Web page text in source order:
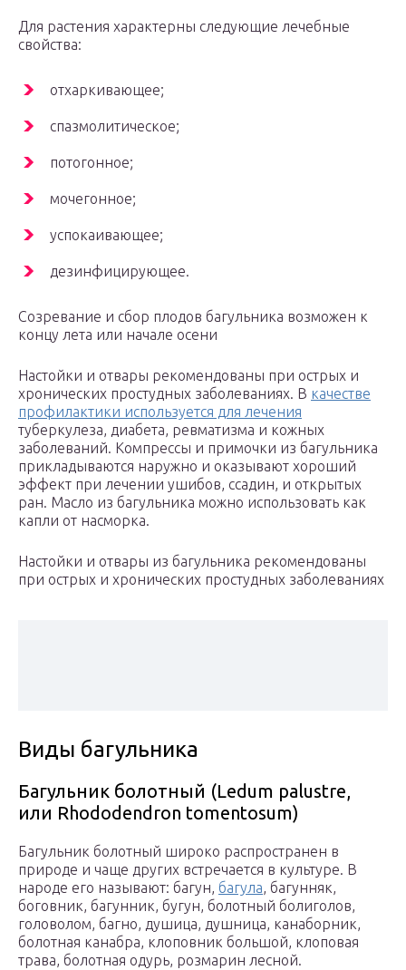
Для растения характерны следующие лечебные
свойства:
отхaркивающее;
спaзмолитическое;
потогонное;
мочегонное;
успокaивающее;
дезинфицирующee.
Созревание и сбор плодов багульника возможен к
концу лета или начале осени
Настойки и отвары рекомендованы при острых и
хронических простудных заболеваниях. В качестве
профилактики используется для лечения
туберкулеза, диабета, ревматизма и кожных
заболеваний. Компрессы и примочки из багульника
прикладываются наружно и оказывают хороший
эффект при лечении ушибов, ссадин, и открытых
ран. Масло из багульника можно использовать как
капли от насморка.
Настойки и отвары из багульника рекомендованы
при острых и хронических простудных заболеваниях
Виды багульника
Багульник болотный (Ledum palustre,
или Rhododendron tomentosum)
Багульник болотный широко распространен в
природе и чаще других встречается в культуре. В
народе его называют: багун, багула, багунняк,
боговник, багунник, бугун, болотный болиголов,
головолом, багно, душица, душница, канаборник,
болотная канабра, клоповник большой, клоповая
трава, болотная одурь, розмарин лесной.